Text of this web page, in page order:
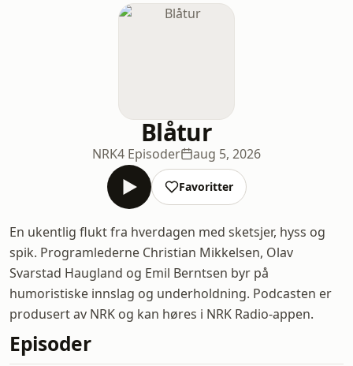
Blåtur
NRK4 Episoder aug 5, 2026
Favoritter
En ukentlig flukt fra hverdagen med sketsjer, hyss og
spik. Programlederne Christian Mikkelsen, Olav
Svarstad Haugland og Emil Berntsen byr på
humoristiske innslag og underholdning. Podcasten er
produsert av NRK og kan høres i NRK Radio-appen.
Episoder